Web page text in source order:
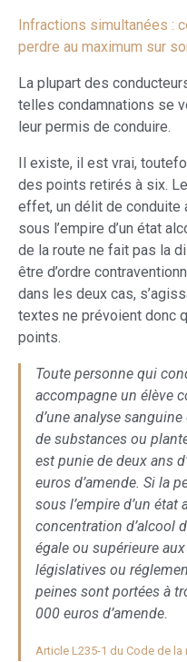
Infractions simultanées :
perdre au maximum sur
La plupart des
telles condamnations se
leur permis de conduire.
Il existe, il est vrai,
des points retirés à six.
effet, un délit de conduite
sous l’empire d’un état
de la route ne fait pas la
être d’ordre
dans les deux cas,
textes ne prévoient donc
points.
Toute personne qui
accompagne un élève
d’une analyse
de substances ou
est punie de deux ans
euros d’amende. Si la
sous l’empire d’un
concentration d’alcool
égale ou supérieure
législatives ou
peines sont portées à
000 euros d’amende.
Article L235-1 du Code de la